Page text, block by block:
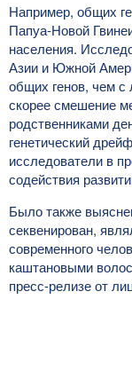
Например, общих
Папуа-Новой
населения.
Азии и Южной
общих генов, чем
скорее смешение
родственниками
генетический
исследователи в
содействия
Было также
секвенирован,
современного
каштановыми
пресс-релизе от